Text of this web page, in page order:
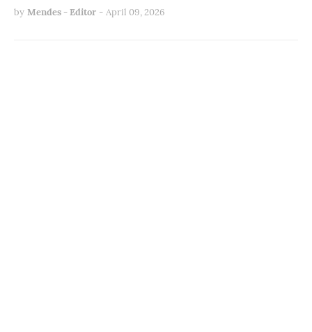
by Mendes - Editor - April 09, 2026